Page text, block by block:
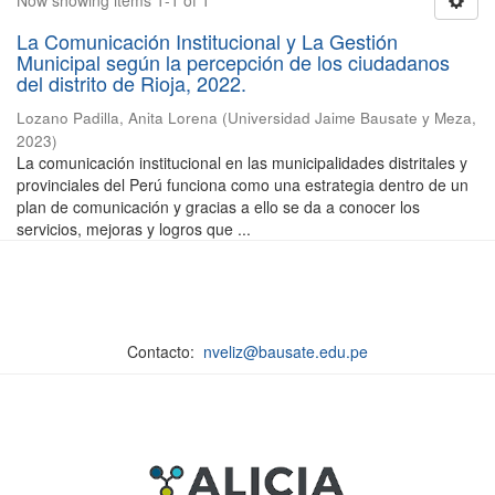
La Comunicación Institucional y La Gestión
Municipal según la percepción de los ciudadanos
del distrito de Rioja, 2022.
Lozano Padilla, Anita Lorena (Universidad Jaime Bausate y Meza,
2023)
La comunicación institucional en las municipalidades distritales y
provinciales del Perú funciona como una estrategia dentro de un
plan de comunicación y gracias a ello se da a conocer los
servicios, mejoras y logros que ...
Contacto: nveliz@bausate.edu.pe